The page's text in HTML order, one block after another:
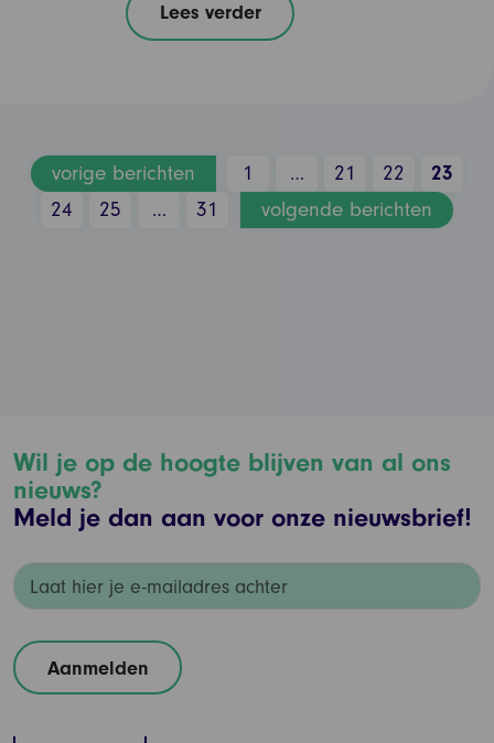
Lees verder
vorige berichten 1 … 21 22
23
24
25 … 31 volgende berichten
Wil je op de hoogte blijven van al ons
nieuws?
Meld je dan aan voor onze nieuwsbrief!